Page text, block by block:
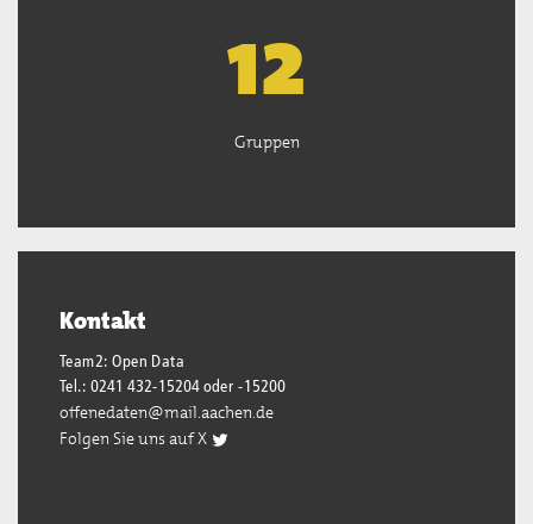
13
Gruppen
Kontakt
Team2: Open Data
Tel.: 0241 432-15204 oder -15200
offenedaten@mail.aachen.de
Folgen Sie uns auf X